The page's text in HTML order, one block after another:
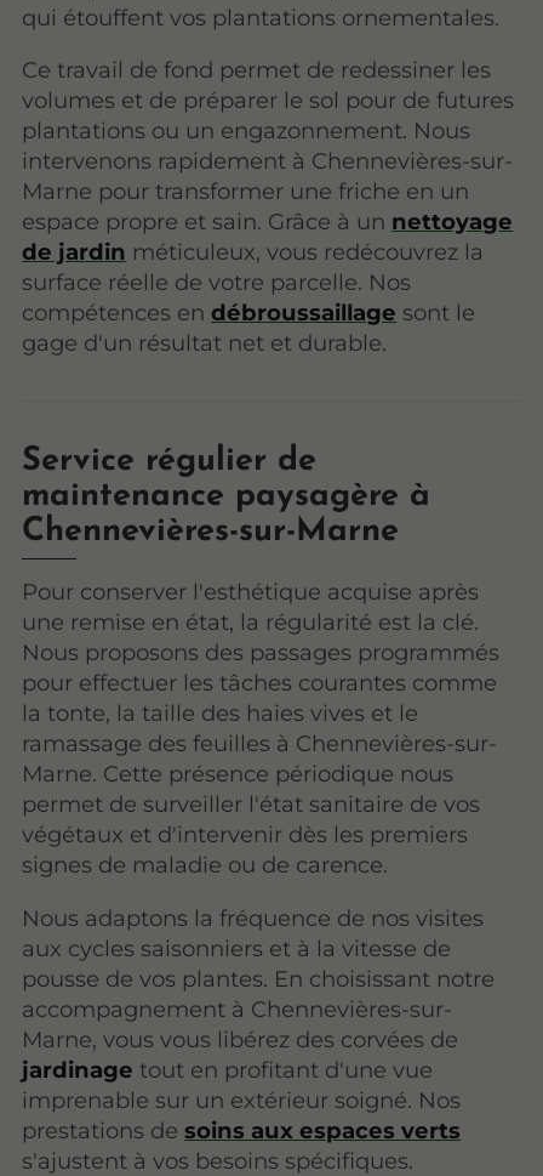
qui étouffent vos plantations ornementales.
Ce travail de fond permet de redessiner les
volumes et de préparer le sol pour de futures
plantations ou un engazonnement. Nous
intervenons rapidement à Chennevières-sur-
Marne pour transformer une friche en un
espace propre et sain. Grâce à un nettoyage
de jardin méticuleux, vous redécouvrez la
surface réelle de votre parcelle. Nos
compétences endébroussaillage sont le
gage d'un résultat net et durable.
Service régulier de
maintenance paysagère à
Chennevières-sur-Marne
Pour conserver l'esthétique acquise après
une remise en état, la régularité est la clé.
Nous proposons des passages programmés
pour effectuer les tâches courantes comme
la tonte, la taille des haies vives et le
ramassage des feuilles à Chennevières-sur-
Marne. Cette présence périodique nous
permet de surveiller l'état sanitaire de vos
végétaux et d'intervenir dès les premiers
signes de maladie ou de carence.
Nous adaptons la fréquence de nos visites
aux cycles saisonniers et à la vitesse de
pousse de vos plantes. En choisissant notre
accompagnement à Chennevières-sur-
Marne, vous vous libérez des corvées de
jardinage tout en profitant d'une vue
imprenable sur un extérieur soigné. Nos
prestations desoins aux espaces verts
s'ajustent à vos besoins spécifiques.